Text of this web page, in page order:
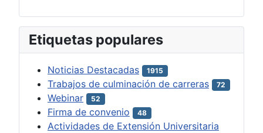
Etiquetas populares
Noticias Destacadas 1915
Trabajos de culminación de carreras 72
Webinar 52
Firma de convenio 48
Actividades de Extensión Universitaria